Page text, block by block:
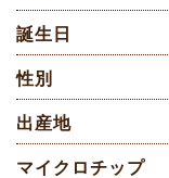
誕生日
性別
出産地
マイクロチップ